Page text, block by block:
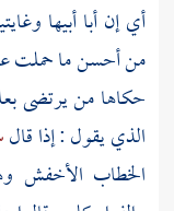
أي إن أبا أبيها
من أحسن ما حملت
حكاها من يرتضى
الذي يقول : إذا قال
الخطاب الأخفش